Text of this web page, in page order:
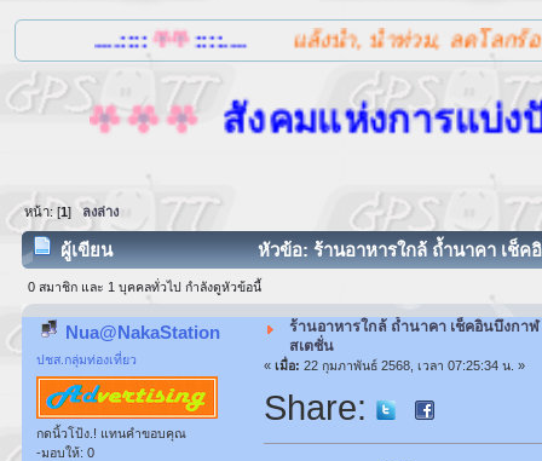
::::.... แล้งน้ำ, น้ำท่วม, ลดโลกร้อน เพื่อแก้ปั
สังคมแห่งการแบ่งปันนี้จ
หน้า: [1]ลงล่าง
ผู้เขียน หัวข้อ: ร้านอาหารใกล้ ถ้ำนาคา เช็ค
0 สมาชิก และ 1 บุคคลทั่วไป กำลังดูหัวข้อนี้
Nua@NakaStation
ปชส.กลุ่มท่องเที่ยว
กดนิ้วโป้ง.! แทนคำขอบคุณ
-มอบให้: 0
ร้านอาหารใกล้ ถ้ำนาคา เช็คอินบึงกา
สเตชั่น
« เมื่อ: 22 กุมภาพันธ์ 2568, เวลา 07:25:34 น. »
Share: